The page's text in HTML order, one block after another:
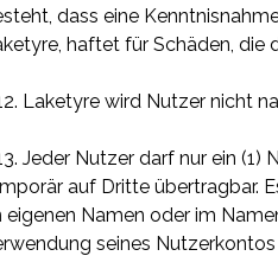
dass eine
haftet für Schäden, die
Laketyre wird Nutzer nicht
Jeder Nutzer darf nur ein
auf Dritte übertragbar.
eigenen Namen oder im
seines